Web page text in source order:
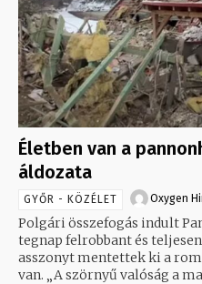
Életben van a
áldozata
GYŐR - KÖZÉLET Oxygen
Polgári összefogás indult
tegnap felrobbant és
asszonyt mentettek ki a
van. „A szörnyű valóság a